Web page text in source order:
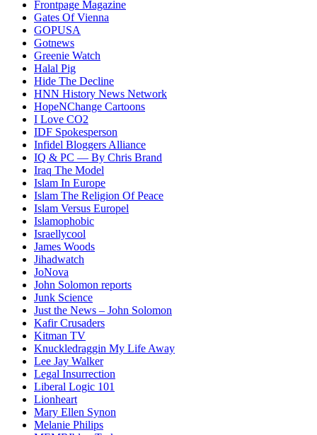
Frontpage Magazine
Gates Of Vienna
GOPUSA
Gotnews
Greenie Watch
Halal Pig
Hide The Decline
HNN History News Network
HopeNChange Cartoons
I Love CO2
IDF Spokesperson
Infidel Bloggers Alliance
IQ & PC — By Chris Brand
Iraq The Model
Islam In Europe
Islam The Religion Of Peace
Islam Versus Europel
Islamophobic
Israellycool
James Woods
Jihadwatch
JoNova
John Solomon reports
Junk Science
Just the News – John Solomon
Kafir Crusaders
Kitman TV
Knuckledraggin My Life Away
Lee Jay Walker
Legal Insurrection
Liberal Logic 101
Lionheart
Mary Ellen Synon
Melanie Philips